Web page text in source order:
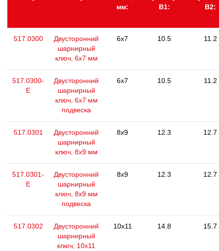
мм:
В1:
В2:
517.0300
Двусторонний
шарнирный
ключ, 6x7 мм
6x7 10.5 11.2
517.0300-
E
Двусторонний
шарнирный
ключ, 6x7 мм
подвеска
6x7 10.5 11.2
517.0301
Двусторонний
шарнирный
ключ, 8х9 мм
8x9 12.3 12.7
517.0301-
E
Двусторонний
шарнирный
ключ, 8х9 мм
подвеска
8x9 12.3 12.7
517.0302
Двусторонний
шарнирный
ключ, 10х11
10x11 14.8 15.7